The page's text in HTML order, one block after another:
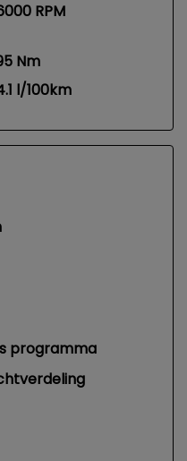
RPM
Nm
l/100km
programma